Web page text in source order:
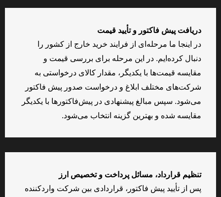
دریافت پیش فاکتور و تأیید قیمت
در اینجا ما مرحله‌ای از فرایند خرید خارج از کشور را
دنبال کرده‌ایم. در این مرحله برای بررسی قیمت و
مقایسه قیمت‌ها با یکدیگر، مقدار کالای درخواستی به
شرکت‌های مختلف ابلاغ و درخواست صدور پیش فاکتور
می‌شود. سپس مبالغ پیشنهادی در پیش‌فاکتورها با یکدیگر
مقایسه شده و بهترین گزینه انتخاب می‌شود.
تنظیم قرارداد، مسائل پرداخت و تخصیص ارز
پس از تأیید پیش فاکتور، قراردادی بین شرکت واردکننده